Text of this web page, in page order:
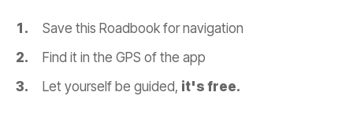
Save this Roadbook for navigation
Find it in the GPS of the app
Let yourself be guided, it's free.